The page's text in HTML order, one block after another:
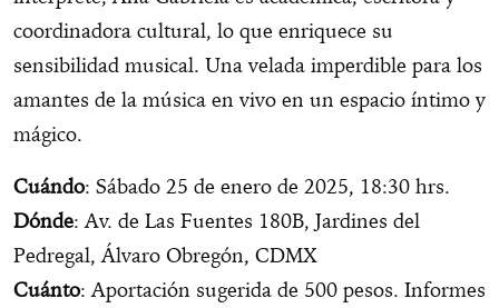
coordinadora cultural, lo que enriquece su
sensibilidad musical. Una velada imperdible para los
amantes de la música en vivo en un espacio íntimo y
mágico.
Cuándo: Sábado 25 de enero de 2025, 18:30 hrs.
Dónde: Av. de Las Fuentes 180B, Jardines del
Pedregal, Álvaro Obregón, CDMX
Cuánto: Aportación sugerida de 500 pesos. Informes